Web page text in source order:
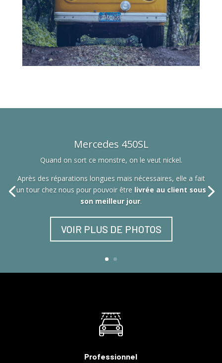
Mercedes 450SL
Quand on sort ce monstre, on le veut nickel.
Après des réparations longues mais nécessaires, elle a fait
un tour chez nous pour pouvoir être livrée au client sous
son meilleur jour.
VOIR PLUS DE PHOTOS
Professionnel